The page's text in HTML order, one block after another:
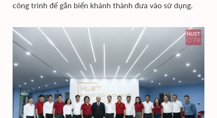
công trình để gắn biển khánh thành đưa vào sử dụng.